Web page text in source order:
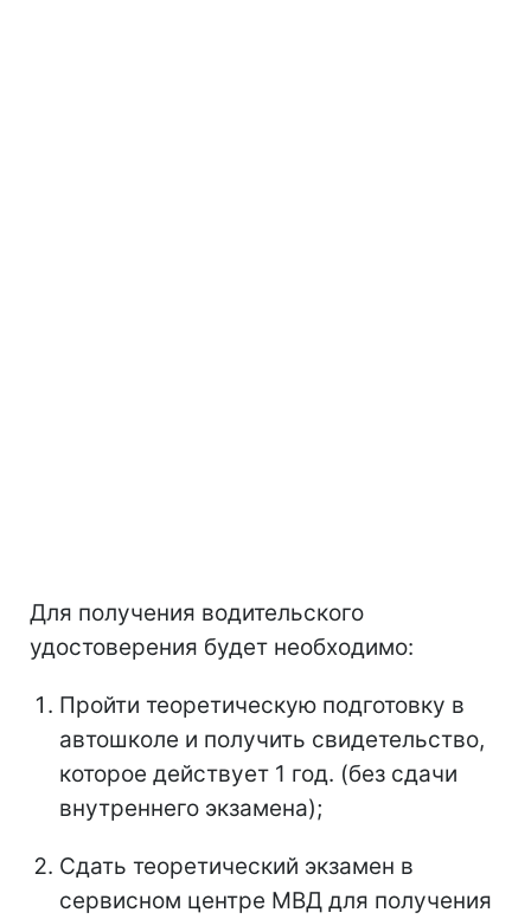
Для получения водительского
удостоверения будет необходимо:
Пройти теоретическую подготовку в
автошколе и получить свидетельство,
которое действует 1 год. (без сдачи
внутреннего экзамена);
Сдать теоретический экзамен в
сервисном центре МВД для получения